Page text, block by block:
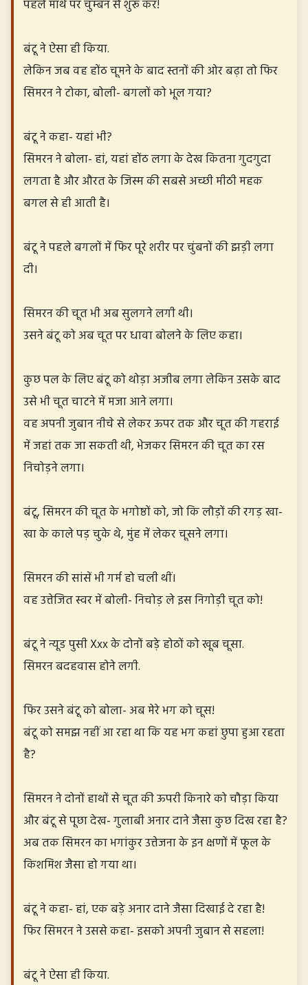
पहले माथे पर चुम्बन से शुरू कर!
बंटू ने ऐसा ही किया.
लेकिन जब वह होंठ चूमने के बाद स्तनों की ओर बढ़ा तो फिर
सिमरन ने टोका, बोली- बगलों को भूल गया?
बंटू ने कहा- यहां भी?
सिमरन ने बोला- हां, यहां होंठ लगा के देख कितना गुदगुदा
लगता है और औरत के जिस्म की सबसे अच्छी मीठी महक
बगल से ही आती है।
बंटू ने पहले बगलों में फिर पूरे शरीर पर चुंबनों की झड़ी लगा
दी।
सिमरन की चूत भी अब सुलगने लगी थी।
उसने बंटू को अब चूत पर धावा बोलने के लिए कहा।
कुछ पल के लिए बंटू को थोड़ा अजीब लगा लेकिन उसके बाद
उसे भी चूत चाटने में मजा आने लगा।
वह अपनी जुबान नीचे से लेकर ऊपर तक और चूत की गहराई
में जहां तक जा सकती थी, भेजकर सिमरन की चूत का रस
निचोड़ने लगा।
बंटू, सिमरन की चूत के भगोष्ठों को, जो कि लौड़ों की रगड़ खा-
खा के काले पड़ चुके थे, मुंह में लेकर चूसने लगा।
सिमरन की सांसें भी गर्म हो चली थीं।
वह उत्तेजित स्वर में बोली- निचोड़ ले इस निगोड़ी चूत को!
बंटू ने न्यूड पुसी Xxx के दोनों बड़े होठों को खूब चूसा.
सिमरन बदहवास होने लगी.
फिर उसने बंटू को बोला- अब मेरे भग को चूस!
बंटू को समझ नहीं आ रहा था कि यह भग कहां छुपा हुआ रहता
है?
सिमरन ने दोनों हाथों से चूत की ऊपरी किनारे को चौड़ा किया
और बंटू से पूछा देख- गुलाबी अनार दाने जैसा कुछ दिख रहा है?
अब तक सिमरन का भगांकुर उत्तेजना के इन क्षणों में फूल के
किशमिश जैसा हो गया था।
बंटू ने कहा- हां, एक बड़े अनार दाने जैसा दिखाई दे रहा है!
फिर सिमरन ने उससे कहा- इसको अपनी जुबान से सहला!
बंटू ने ऐसा ही किया.